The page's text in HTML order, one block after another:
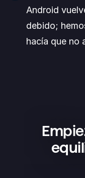
Android
debido;
hacía que no